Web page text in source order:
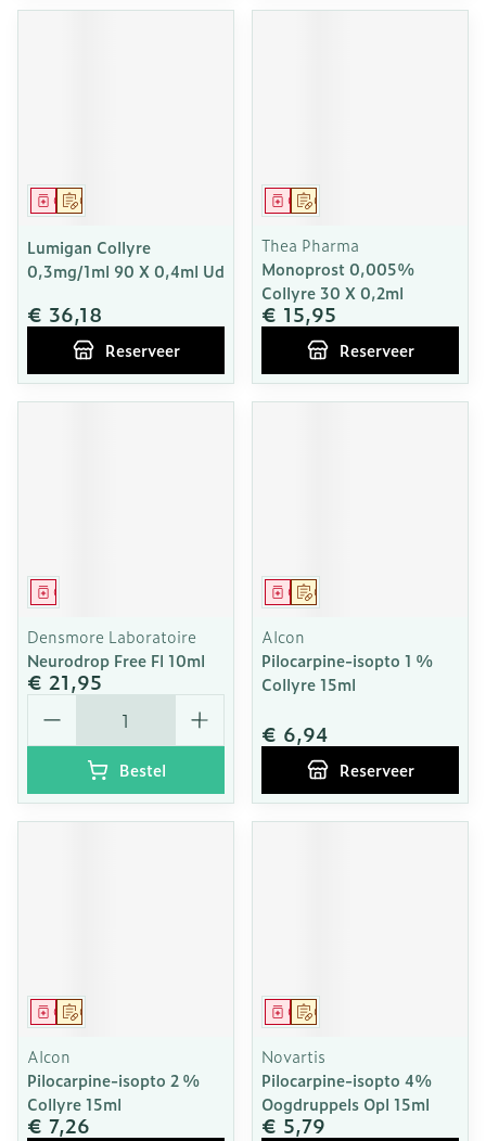
Op voorschrift
Geneesmiddel
Lumigan Collyre
0,3mg/1ml 90 X 0,4ml Ud
€ 36,18
Reserveer
Op voorschrift
Geneesmiddel
Thea Pharma
Monoprost 0,005%
Collyre 30 X 0,2ml
€ 15,95
Reserveer
Geneesmiddel
Densmore Laboratoire
Neurodrop Free Fl 10ml
€ 21,95
Aantal
Bestel
Op voorschrift
Geneesmiddel
Alcon
Pilocarpine-isopto 1 %
Collyre 15ml
€ 6,94
Reserveer
Op voorschrift
Geneesmiddel
Alcon
Pilocarpine-isopto 2 %
Collyre 15ml
€ 7,26
Op voorschrift
Geneesmiddel
Novartis
Pilocarpine-isopto 4%
Oogdruppels Opl 15ml
€ 5,79